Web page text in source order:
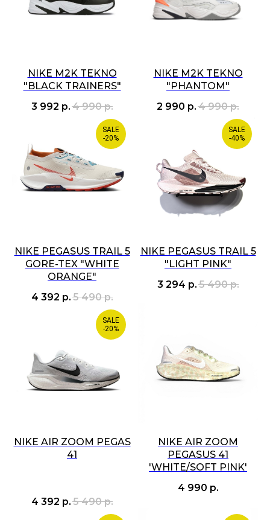
NIKE M2K TEKNO
"BLACK TRAINERS"
3 992 р.4 990 р.
NIKE M2K TEKNO
"PHANTOM"
2 990 р. 4 990 р.
SALE
-20%
NIKE PEGASUS TRAIL 5
GORE-TEX "WHITE
ORANGE"
4 392 р.5 490 р.
SALE
-40%
NIKE PEGASUS TRAIL 5
"LIGHT PINK"
3 294 р.5 490 р.
SALE
-20%
NIKE AIR ZOOM PEGAS
41
4 392 р.5 490 р.
NIKE AIR ZOOM
PEGASUS 41
'WHITE/SOFT PINK'
4 990 р.